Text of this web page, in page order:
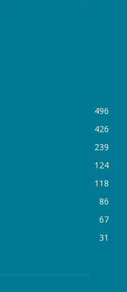
496
426
239
124
118
86
67
31